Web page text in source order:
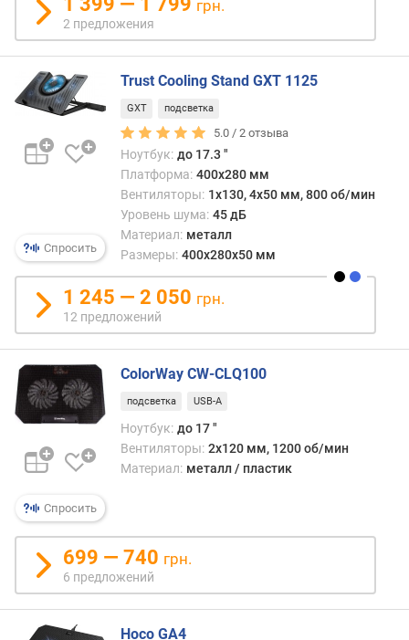
и
д
е
ш
р
и
м
)
г
л
у
б
и
н
а
(
м
)
т
о
л
щ
грн.
2 предложения
Спросить
Trust Cooling Stand GXT 1125
GXT подсветка
5.0 /2 отзыва
Ноутбук: до 17.3 "
Платформа: 400x280 мм
Вентиляторы: 1х130, 4х50 мм, 800 об/мин
Уровень шума: 45 дБ
Материал: металл
Размеры: 400x280x50 мм
1 245 — 2 050 грн.
12 предложений
Спросить
ColorWay CW-CLQ100
подсветка USB-A
Ноутбук: до 17 "
Вентиляторы: 2х120 мм, 1200 об/мин
Материал: металл / пластик
699 — 740 грн.
6 предложений
Hoco GA4